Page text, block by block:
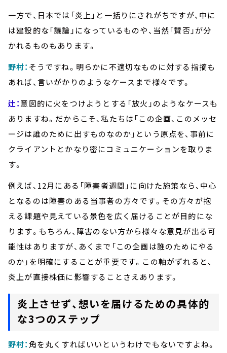
一方で、日本では「炎上」と一括りにされがちですが、中に
は建設的な「議論」になっているものや、当然「賛否」が分
かれるものもあります。
野村： そうですね。明らかに不適切なものに対する指摘も
あれば、言いがかりのようなケースまで様々です。
辻：意図的に火をつけようとする「放火」のようなケースも
ありますね。だからこそ、私たちは「この企画、このメッセ
ージは誰のために出すものなのか」という原点を、事前に
クライアントとかなり密にコミュニケーションを取りま
す。
例えば、12月にある「障害者週間」に向けた施策なら、中心
となるのは障害のある当事者の方々です。その方々が抱
える課題や見えている景色を広く届けることが目的にな
ります。もちろん、障害のない方から様々な意見が出る可
能性はありますが、あくまで「この企画は誰のためにやる
のか」を明確にすることが重要です。この軸がずれると、
炎上が直接株価に影響することさえあります。
炎上させず、想いを届けるための具体的
な3つのステップ
野村： 角を丸くすればいいというわけでもないですよね。